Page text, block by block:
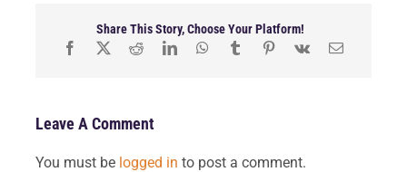
Share This Story, Choose Your Platform!
Leave A Comment
You must be logged in to post a comment.